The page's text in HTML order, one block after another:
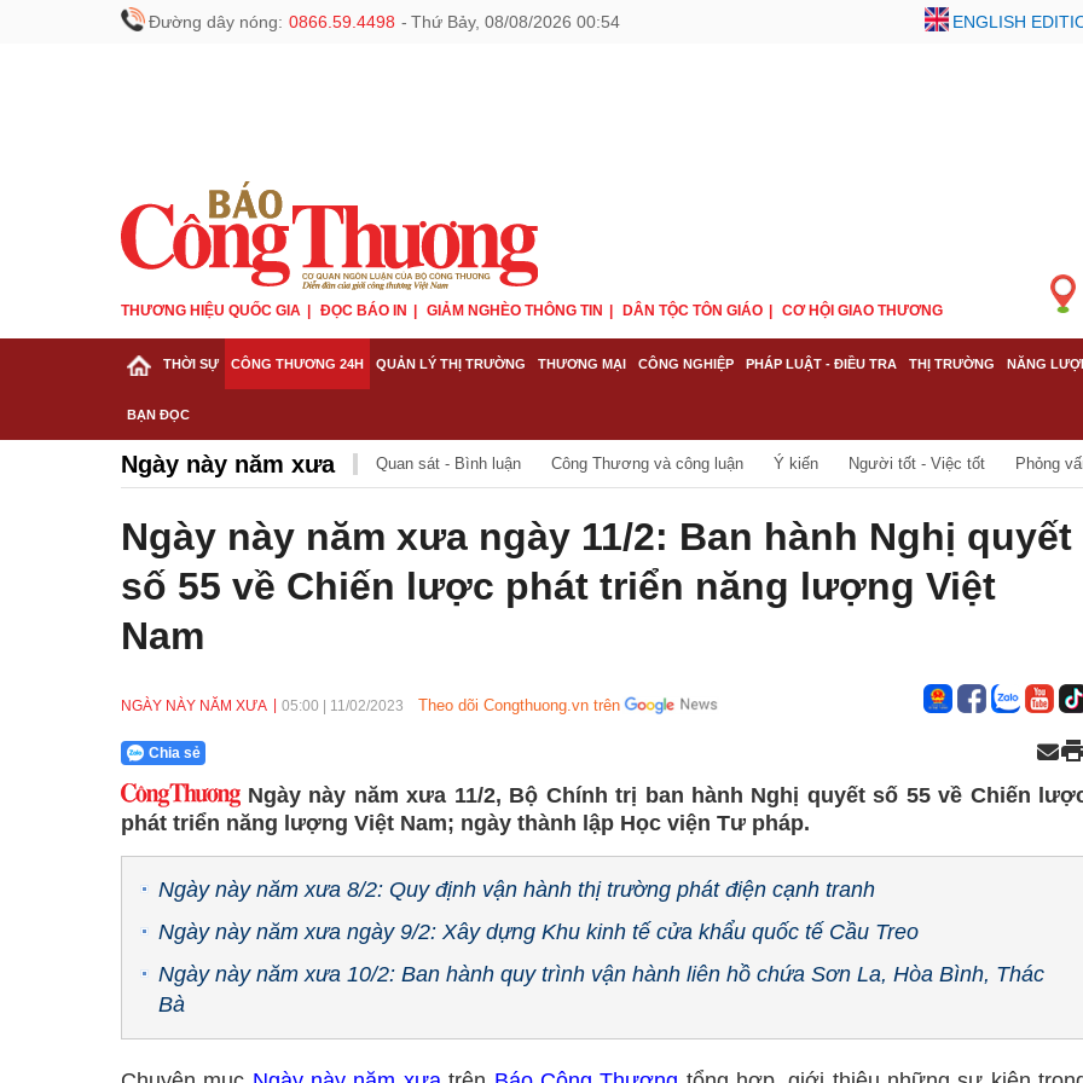
Đường dây nóng: 0866.59.4498 - Thứ Bảy, 08/08/2026 00:54 ENGLISH
THƯƠNG HIỆU QUỐC GIA ĐỌC BÁO IN GIẢM NGHÈO THÔNG TIN DÂN TỘC TÔN GIÁO CƠ HỘI GIAO THƯƠNG
THỜI SỰ CÔNG THƯƠNG 24H QUẢN LÝ THỊ TRƯỜNG THƯƠNG MẠI CÔNG NGHIỆP PHÁP LUẬT - ĐIỀU TRA THỊ TRƯỜNG NĂNG
BẠN ĐỌC
Ngày này năm xưa Quan sát - Bình luận Công Thương và công luận Ý kiến Người tốt - Việc tốt Phỏng
Ngày này năm xưa ngày 11/2: Ban hành Nghị quyết
số 55 về Chiến lược phát triển năng lượng Việt
Nam
NGÀY NÀY NĂM XƯA 05:00 11/02/2023 Theo dõi Congthuong.vn trên
Chia sẻ
Ngày này năm xưa 11/2, Bộ Chính trị ban hành Nghị quyết số 55 về Chiến
phát triển năng lượng Việt Nam; ngày thành lập Học viện Tư pháp.
Ngày này năm xưa 8/2: Quy định vận hành thị trường phát điện cạnh tranh
Ngày này năm xưa ngày 9/2: Xây dựng Khu kinh tế cửa khẩu quốc tế Cầu Treo
Ngày này năm xưa 10/2: Ban hành quy trình vận hành liên hồ chứa Sơn La, Hòa Bình, Thác
Bà